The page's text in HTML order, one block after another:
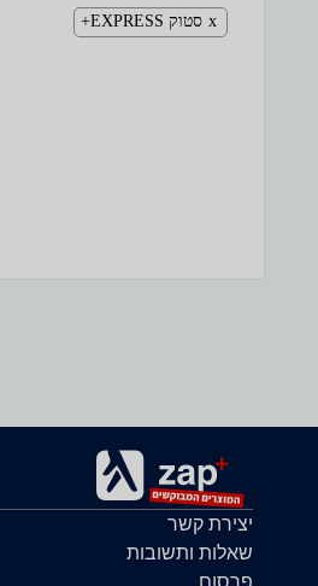
סטוק EXPRESS+
יצירת קשר
שאלות ותשובות